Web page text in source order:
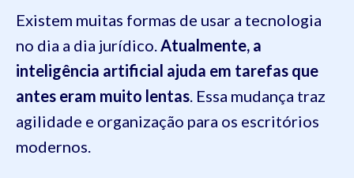
Existem muitas formas de usar a tecnologia
no dia a dia jurídico. Atualmente, a
inteligência artificial ajuda em tarefas que
antes eram muito lentas . Essa mudança traz
agilidade e organização para os escritórios
modernos.